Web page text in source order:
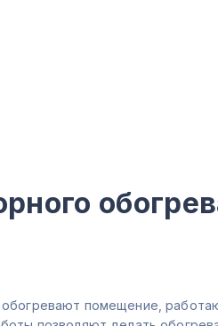
помещение,